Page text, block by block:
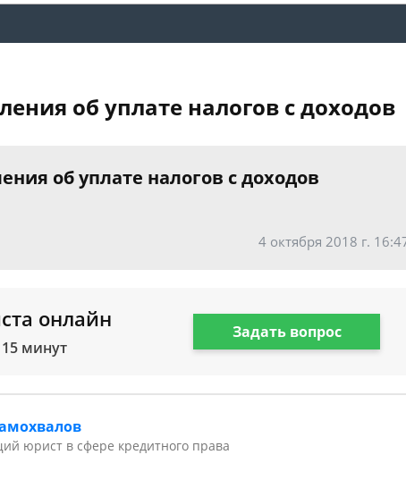
об уплате налогов с доходов
об уплате налогов с доходов
4 октября 2018 г.
онлайн
минут
Задать вопрос
юрист в сфере кредитного права